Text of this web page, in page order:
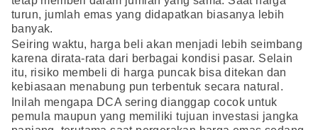
turun, jumlah emas yang didapatkan biasanya lebih
banyak.
Seiring waktu, harga beli akan menjadi lebih seimbang
karena dirata-rata dari berbagai kondisi pasar. Selain
itu, risiko membeli di harga puncak bisa ditekan dan
kebiasaan menabung pun terbentuk secara natural.
Inilah mengapa DCA sering dianggap cocok untuk
pemula maupun yang memiliki tujuan investasi jangka